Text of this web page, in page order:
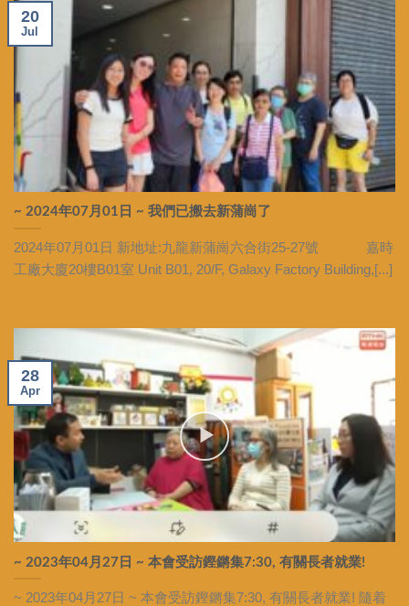
~ 2024年07月01日 ~ 我們已搬去新蒲崗了
2024年07月01日 新地址:九龍新蒲崗六合街25-27號 嘉時
工廠大廈20樓B01室 Unit B01, 20/F, Galaxy Factory Building,[...]
20
Jul
~ 2023年04月27日 ~ 本會受訪鏗鏘集7:30, 有關長者就業!
~ 2023年04月27日 ~ 本會受訪鏗鏘集7:30, 有關長者就業! 隨着
28
Apr